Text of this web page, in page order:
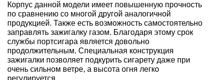
Корпус данной модели имеет повышенную прочность
по сравнению со многой другой аналогичной
продукцией. Также есть возможность самостоятельно
заправлять зажигалку газом. Благодаря этому срок
службы портсигара является довольно
продолжительным. Специальная конструкция
зажигалки позволяет подкурить сигарету даже при
очень сильном ветре, а высота огня легко
регулируется.